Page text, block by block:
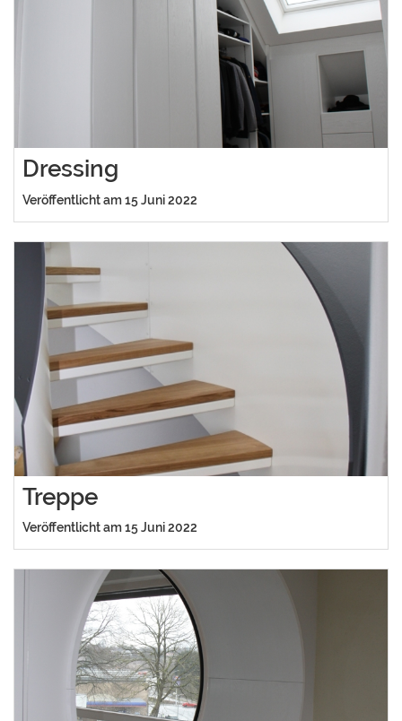
Dressing
Veröffentlicht am 15 Juni 2022
Treppe
Veröffentlicht am 15 Juni 2022